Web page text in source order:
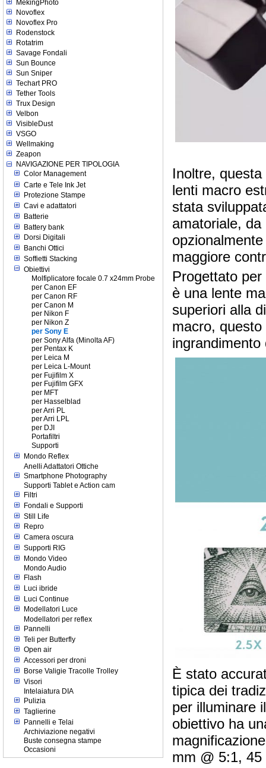
MekingPhoto
Novoflex
Novoflex Pro
Rodenstock
Rotatrim
Savage Fondali
Sun Bounce
Sun Sniper
Techart PRO
Tether Tools
Trux Design
Velbon
VisibleDust
VSGO
Wellmaking
Zeapon
NAVIGAZIONE PER TIPOLOGIA
Color Management
Carte e Tele Ink Jet
Protezione Stampe
Cavi e adattatori
Batterie
Battery bank
Dorsi Digitali
Banchi Ottici
Soffietti Stacking
Obiettivi
Molfiplicatore focale 0.7 x24mm Probe
per Canon EF
per Canon RF
per Canon M
per Nikon F
per Nikon Z
per Sony E
per Sony Alfa (Minolta AF)
per Pentax K
per Leica M
per Leica L-Mount
per Fujifilm X
per Fujifilm GFX
per MFT
per Hasselblad
per Arri PL
per Arri LPL
per DJI
Portafiltri
Supporti
Mondo Reflex
Anelli Adattatori Ottiche
Smartphone Photography
Supporti Tablet e Action cam
Filtri
Fondali e Supporti
Still Life
Repro
Camera oscura
Supporti RIG
Mondo Video
Mondo Audio
Flash
Luci ibride
Luci Continue
Modellatori Luce
Modellatori per reflex
Pannelli
Teli per Butterfly
Open air
Accessori per droni
Borse Valigie Tracolle Trolley
Visori
Intelaiatura DIA
Pulizia
Taglierine
Pannelli e Telai
Archiviazione negativi
Buste consegna stampe
Occasioni
Inoltre,
lenti macro
stata
amatoriale,
maggiore
Progettato
è una lente
superiori alla
macro,
È stato
tipica dei
per illuminare
obiettivo ha
mm @ 5:1,